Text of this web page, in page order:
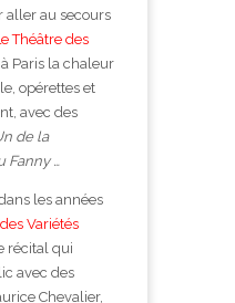
aller au secours
Théâtre des
Paris la chaleur
opérettes et
avec des
de la
Fanny …
les années
Variétés
récital qui
avec des
Chevalier,